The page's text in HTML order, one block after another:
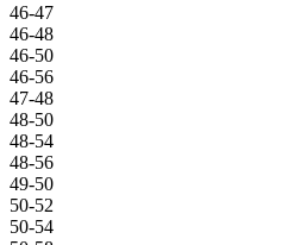
46-47
46-48
46-50
46-56
47-48
48-50
48-54
48-56
49-50
50-52
50-54